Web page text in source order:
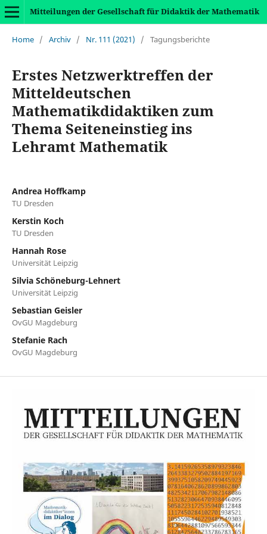
Mitteilungen der Gesellschaft für Didaktik der Mathematik
Home / Archiv / Nr. 111 (2021) / Tagungsberichte
Erstes Netzwerktreffen der
Mitteldeutschen
Mathematikdidaktiken zum
Thema Seiteneinstieg ins
Lehramt Mathematik
Andrea Hoffkamp
TU Dresden
Kerstin Koch
TU Dresden
Hannah Rose
Universität Leipzig
Silvia Schöneburg-Lehnert
Universität Leipzig
Sebastian Geisler
OvGU Magdeburg
Stefanie Rach
OvGU Magdeburg